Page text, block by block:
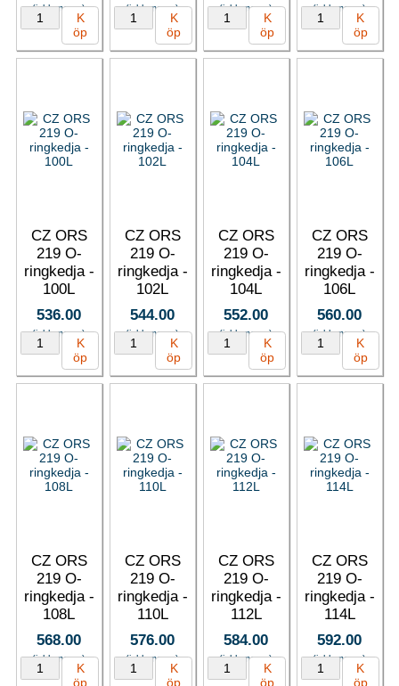
(inkl. moms)
K
öp
(inkl. moms)
K
öp
(inkl. moms)
K
öp
(inkl. moms)
K
öp
CZ ORS
219 O-
ringkedja -
100L
536.00
(inkl. moms)
K
öp
CZ ORS
219 O-
ringkedja -
102L
544.00
(inkl. moms)
K
öp
CZ ORS
219 O-
ringkedja -
104L
552.00
(inkl. moms)
K
öp
CZ ORS
219 O-
ringkedja -
106L
560.00
(inkl. moms)
K
öp
CZ ORS
219 O-
ringkedja -
108L
568.00
(inkl. moms)
K
öp
CZ ORS
219 O-
ringkedja -
110L
576.00
(inkl. moms)
K
öp
CZ ORS
219 O-
ringkedja -
112L
584.00
(inkl. moms)
K
öp
CZ ORS
219 O-
ringkedja -
114L
592.00
(inkl. moms)
K
öp